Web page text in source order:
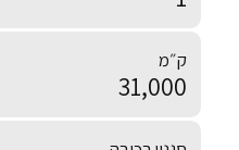
ק״מ
31,000